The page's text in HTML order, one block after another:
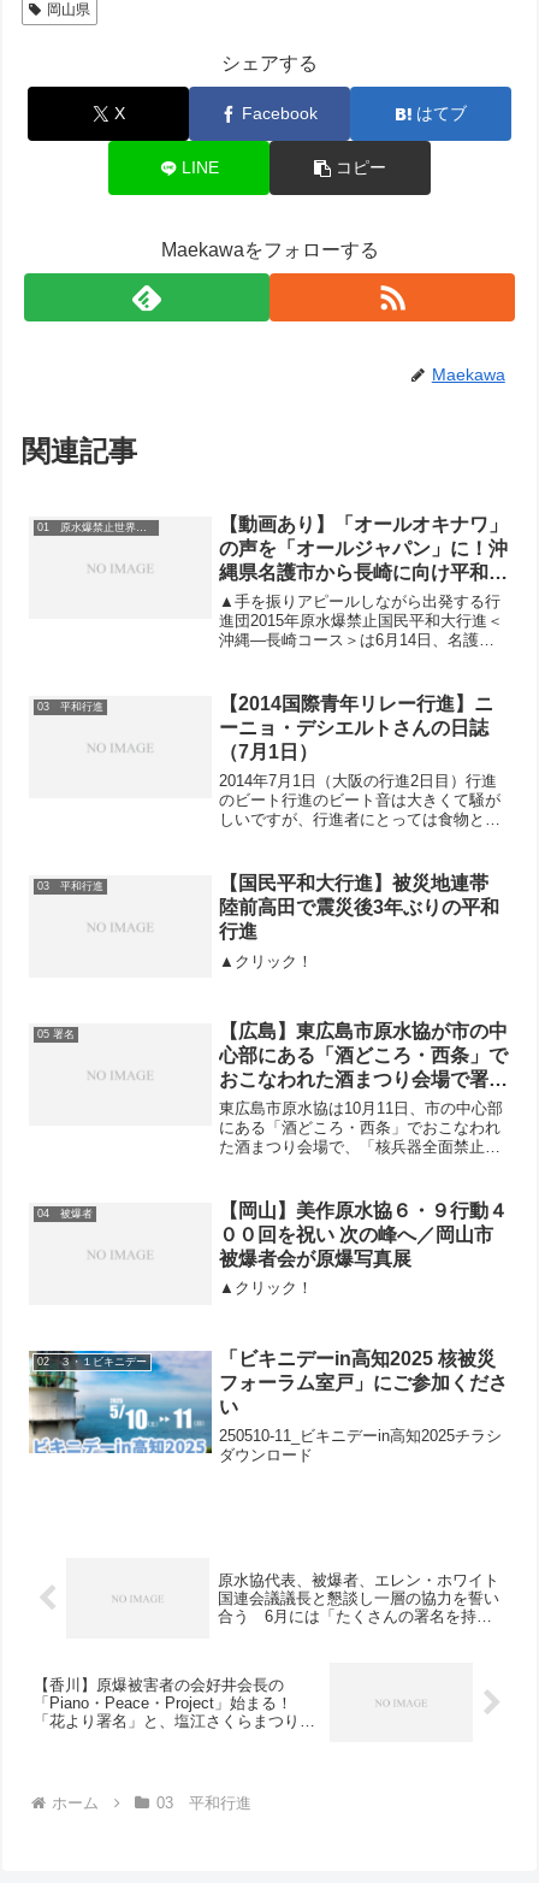
岡山県
シェアする
X Facebook はてブ
LINE コピー
Maekawaをフォローする
Maekawa
関連記事
01 原水爆禁止世界大会
【動画あり】「オールオキナワ」
の声を「オールジャパン」に！沖
縄県名護市から長崎に向け平和行
進が出発
▲手を振りアピールしながら出発する行
進団2015年原水爆禁止国民平和大行進＜
沖縄―長崎コース＞は6月14日、名護市
原水協事務局長180人が集まった出発集
会では、佐事安夫...
03 平和行進
【2014国際青年リレー行進】ニ
ーニョ・デシエルトさんの日誌
（7月1日）
2014年7月1日（大阪の行進2日目）行進
のビート行進のビート音は大きくて騒が
しいですが、行進者にとっては食物と同
の一人が私に「太鼓」（日本のドラム）
を渡してくれました...
03 平和行進
【国民平和大行進】被災地連帯
陸前高田で震災後3年ぶりの平和
行進
▲クリック！
05 署名
【広島】東広島市原水協が市の中
心部にある「酒どころ・西条」で
おこなわれた酒まつり会場で署名
行動 ほろ酔い気分で多くの人が
気軽にサイン
東広島市原水協は10月11日、市の中心部
にある「酒どころ・西条」でおこなわれ
た酒まつり会場で、「核兵器全面禁止の
で、“まつり”参加者に呼びかけました。
地元よりも広島市内...
04 被爆者
【岡山】美作原水協６・９行動４
００回を祝い 次の峰へ／岡山市
被爆者会が原爆写真展
▲クリック！
02 ３・１ビキニデー
「ビキニデーin高知2025 核被災
フォーラム室戸」にご参加くださ
い
250510-11_ビキニデーin高知2025チラシ
ダウンロード
原水協代表、被爆者、エレン・ホワイト
国連会議議長と懇談し一層の協力を誓い
合う 6月には「たくさんの署名を持っ
【香川】原爆被害者の会好井会長の
「Piano・Peace・Project」始まる！
「花より署名」と、塩江さくらまつりで
ホーム 03 平和行進